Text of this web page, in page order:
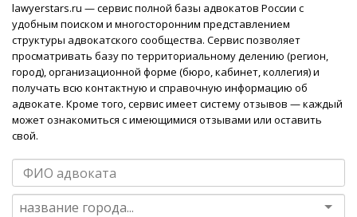
lawyerstars.ru — сервис полной базы адвокатов России с
удобным поиском и многосторонним представлением
структуры адвокатского сообщества. Сервис позволяет
просматривать базу по территориальному делению (регион,
город), организационной форме (бюро, кабинет, коллегия) и
получать всю контактную и справочную информацию об
адвокате. Кроме того, сервис имеет систему отзывов — каждый
может ознакомиться с имеющимися отзывами или оставить
свой.